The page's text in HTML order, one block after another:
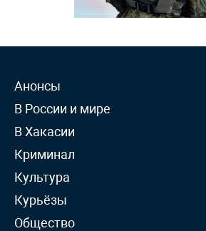
Анонсы
В России и мире
В Хакасии
Криминал
Культура
Курьёзы
Общество